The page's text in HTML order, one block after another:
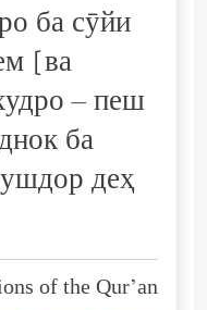
ба сӯйи
[ва
– пеш
ба
деҳ
of the Qur’an: